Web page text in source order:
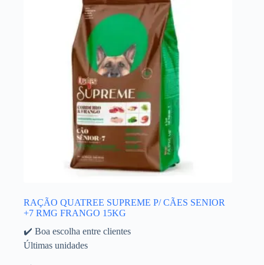
RAÇÃO QUATREE SUPREME P/ CÃES SENIOR
+7 RMG FRANGO 15KG
✔️ Boa escolha entre clientes
Últimas unidades